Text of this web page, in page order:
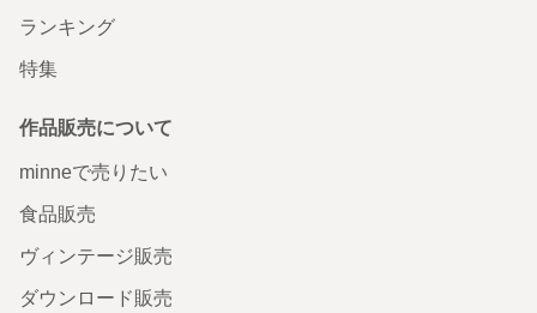
ランキング
特集
作品販売について
minneで売りたい
食品販売
ヴィンテージ販売
ダウンロード販売